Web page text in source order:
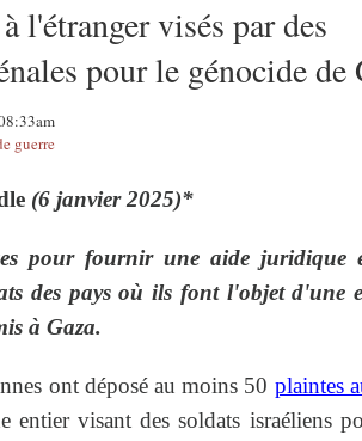
l'étranger visés par des
pour le génocide de
guerre
(6 janvier 2025)*
pour fournir une aide juridique
des pays où ils font l'objet d'une
à Gaza.
ont déposé au moins 50 plaintes
entier visant des soldats israéliens